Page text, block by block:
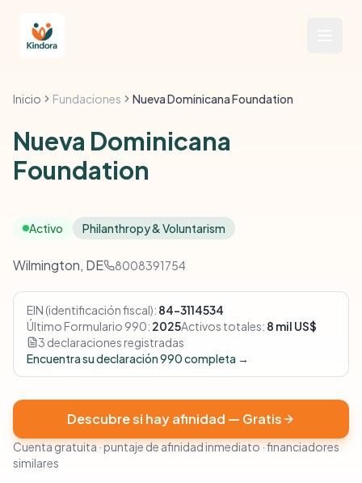
Inicio Fundaciones Nueva Dominicana Foundation
Nueva Dominicana
Foundation
Activo Philanthropy & Voluntarism
Wilmington, DE 8008391754
EIN (identificación fiscal): 84-3114534
Último Formulario 990: 2025Activos totales: 8 mil US$
3 declaraciones registradas
Encuentra su declaración 990 completa →
Descubre si hay afinidad — Gratis
Cuenta gratuita · puntaje de afinidad inmediato · financiadores
similares